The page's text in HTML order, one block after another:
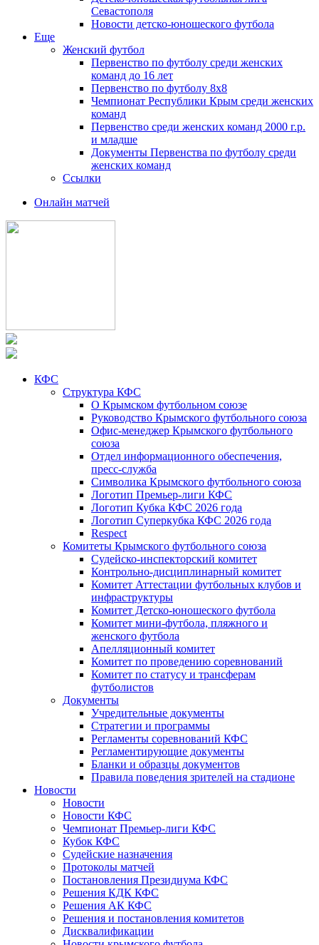
Севастополя
Новости детско-юношеского футбола
Еще
Женский футбол
Первенство по футболу среди женских
команд до 16 лет
Первенство по футболу 8х8
Чемпионат Республики Крым среди женских
команд
Первенство среди женских команд 2000 г.р.
и младше
Документы Первенства по футболу среди
женских команд
Ссылки
Онлайн матчей
КФС
Структура КФС
О Крымском футбольном союзе
Руководство Крымского футбольного союза
Офис-менеджер Крымского футбольного
союза
Отдел информационного обеспечения,
пресс-служба
Символика Крымского футбольного союза
Логотип Премьер-лиги КФС
Логотип Кубка КФС 2026 года
Логотип Суперкубка КФС 2026 года
Respect
Комитеты Крымского футбольного союза
Судейско-инспекторский комитет
Контрольно-дисциплинарный комитет
Комитет Аттестации футбольных клубов и
инфраструктуры
Комитет Детско-юношеского футбола
Комитет мини-футбола, пляжного и
женского футбола
Апелляционный комитет
Комитет по проведению соревнований
Комитет по статусу и трансферам
футболистов
Документы
Учредительные документы
Стратегии и программы
Регламенты соревнований КФС
Регламентирующие документы
Бланки и образцы документов
Правила поведения зрителей на стадионе
Новости
Новости
Новости КФС
Чемпионат Премьер-лиги КФС
Кубок КФС
Судейские назначения
Протоколы матчей
Постановления Президиума КФС
Решения КДК КФС
Решения АК КФС
Решения и постановления комитетов
Дисквалификации